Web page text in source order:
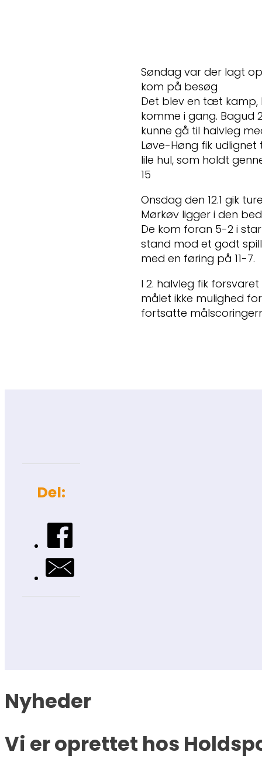
Søndag var der lagt
kom på besøg
Det blev en tæt
komme i gang.
kunne gå til halvleg
Løve-Høng fik udlignet
lile hul, som holdt
15
Onsdag den 12.1 gik
Mørkøv ligger i den
De kom foran 5-2 i
stand mod et godt
med en føring på 11-7.
I 2. halvleg fik
målet ikke mulighed
fortsatte
Del:
Nyheder
Vi er oprettet hos